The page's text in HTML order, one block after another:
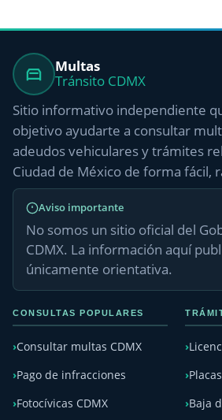
Multas
Tránsito CDMX
Sitio informativo independiente
objetivo ayudarte a consultar
adeudos vehiculares y trámites
Ciudad de México de forma fácil,
Aviso importante
No somos un sitio oficial del
CDMX. La información aquí
únicamente orientativa.
CONSULTAS POPULARES
Consultar multas CDMX
Pago de infracciones
Fotocívicas CDMX
Baja